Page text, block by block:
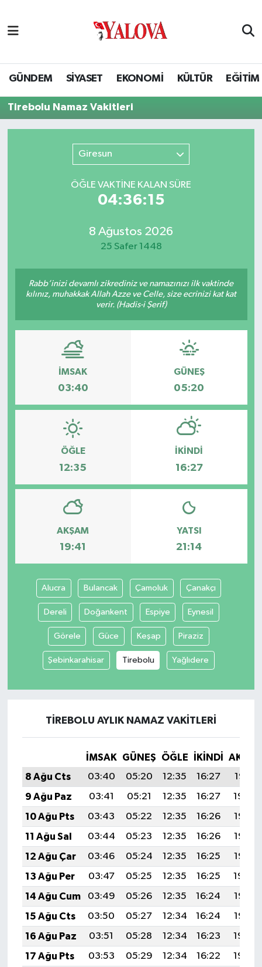
GÜNDEM SİYASET EKONOMİ KÜLTÜR EĞİTİM
Tirebolu Namaz Vakitleri
Giresun
ÖĞLE VAKTİNE KALAN SÜRE
04:36:14
8 Ağustos 2026
25 Safer 1448
Rabb’inizi devamlı zikrediniz ve namazınızı ilk vaktinde
kılınız, muhakkak Allah Azze ve Celle, size ecrinizi kat kat
verir. (Hadis-i Şerif)
İMSAK
03:40
GÜNEŞ
05:20
ÖĞLE
12:35
İKINDI
16:27
AKŞAM
19:41
YATSI
21:14
Alucra Bulancak Çamoluk Çanakçı
Dereli Doğankent Espiye Eynesil
Görele Güce Keşap Piraziz
Şebinkarahisar Tirebolu Yağlıdere
TIREBOLU AYLIK NAMAZ VAKITLERI
İMSAK GÜNEŞ ÖĞLE İKINDI
8 Ağu Cts
03:40 05:20 12:35 16:27
19:41
9 Ağu Paz
03:41 05:21 12:35 16:27
19:40
10 Ağu Pts
03:43 05:22 12:35 16:26
19:38
11 Ağu Sal
03:44 05:23 12:35 16:26
19:37
12 Ağu Çar
03:46 05:24 12:35 16:25
19:36
13 Ağu Per
03:47 05:25 12:35 16:25
19:34
14 Ağu Cum
03:49 05:26 12:35 16:24
19:33
15 Ağu Cts
03:50 05:27 12:34 16:24
19:32
16 Ağu Paz
03:51 05:28 12:34 16:23
19:30
17 Ağu Pts
03:53 05:29 12:34 16:22
19:29
SİYASET
EKONOMİ
BİLİM VE TEKNOLOJİ
SPOR
İLÇELERİMİZ
RESMİ İLAN
Yalova Nöbetçi Eczaneler
Yalova Hava Durumu
Yalova Namaz Vakitleri
Puan Durumu ve Fikstür
Tüm Manşetler